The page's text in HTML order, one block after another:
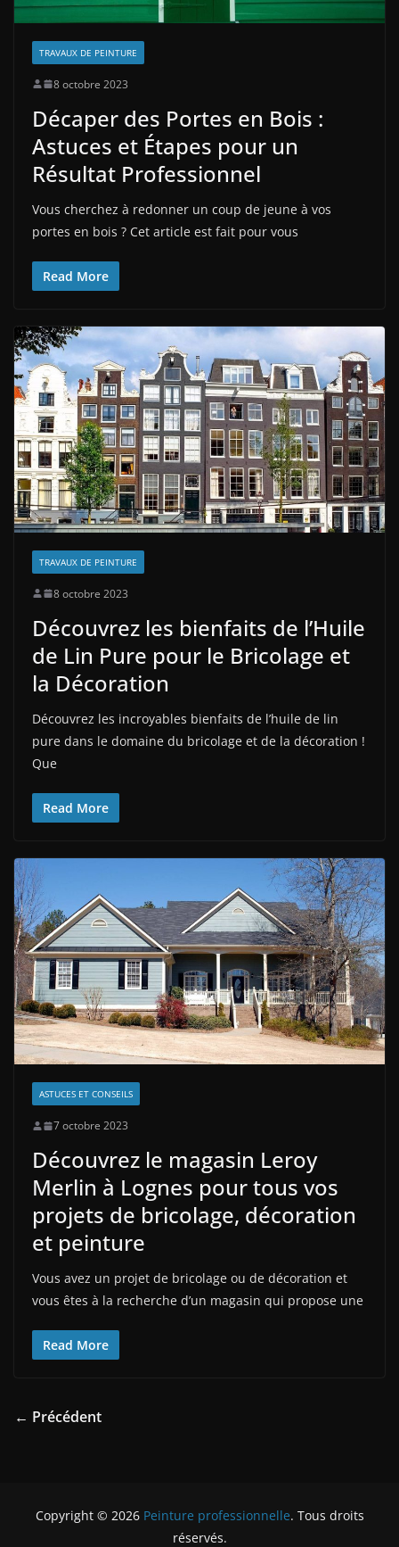
TRAVAUX DE PEINTURE
8 octobre 2023
Décaper des Portes en Bois :
Astuces et Étapes pour un
Résultat Professionnel
Vous cherchez à redonner un coup de jeune à vos
portes en bois ? Cet article est fait pour vous
Read More
TRAVAUX DE PEINTURE
8 octobre 2023
Découvrez les bienfaits de l’Huile
de Lin Pure pour le Bricolage et
la Décoration
Découvrez les incroyables bienfaits de l’huile de lin
pure dans le domaine du bricolage et de la décoration !
Que
Read More
ASTUCES ET CONSEILS
7 octobre 2023
Découvrez le magasin Leroy
Merlin à Lognes pour tous vos
projets de bricolage, décoration
et peinture
Vous avez un projet de bricolage ou de décoration et
vous êtes à la recherche d’un magasin qui propose une
Read More
← Précédent
Copyright © 2026 Peinture professionnelle. Tous droits
réservés.